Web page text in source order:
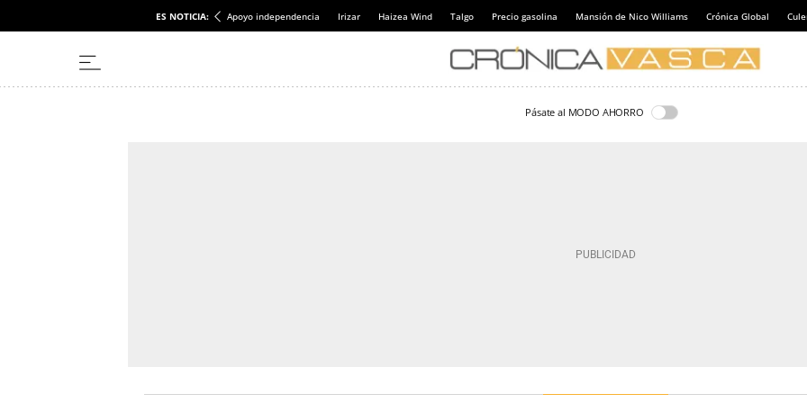
ES NOTICIA: Apoyo independencia Irizar Haizea Wind Talgo Precio gasolina Mansión de Nico Williams Crónica Global
Pásate al MODO AHORRO